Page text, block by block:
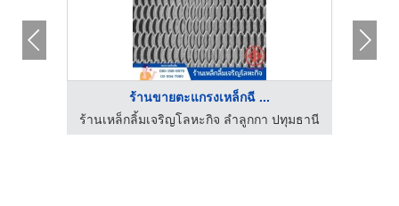
ร้านขายตะแกรงเหล็กฉี ...
ร้านเหล็กลิ้มเจริญโลหะกิจ ลำลูกกา ปทุมธานี